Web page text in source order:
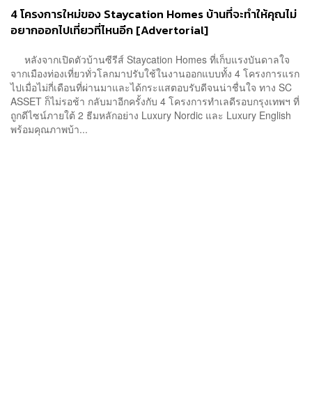
4 โครงการใหม่ของ Staycation Homes บ้านที่จะทำให้คุณไม่
อยากออกไปเที่ยวที่ไหนอีก [Advertorial]
หลังจากเปิดตัวบ้านซีรีส์ Staycation Homes ที่เก็บแรงบันดาลใจ
จากเมืองท่องเที่ยวทั่วโลกมาปรับใช้ในงานออกแบบทั้ง 4 โครงการแรก
ไปเมื่อไม่กี่เดือนที่ผ่านมาและได้กระแสตอบรับดีจนน่าชื่นใจ ทาง SC
ASSET ก็ไม่รอช้า กลับมาอีกครั้งกับ 4 โครงการทำเลดีรอบกรุงเทพฯ ที่
ถูกดีไซน์ภายใต้ 2 ธีมหลักอย่าง Luxury Nordic และ Luxury English
พร้อมคุณภาพบ้า...